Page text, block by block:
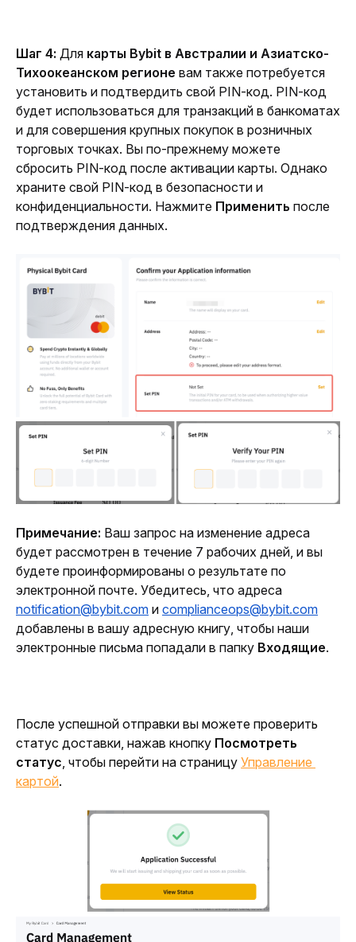
Шаг 4: Для карты Bybit в Австралии и Азиатско-
Тихоокеанском регионе вам также потребуется
установить и подтвердить свой PIN-код. PIN-код
будет использоваться для транзакций в банкоматах
и для совершения крупных покупок в розничных
торговых точках. Вы по-прежнему можете
сбросить PIN-код после активации карты. Однако
храните свой PIN-код в безопасности и
конфиденциальности. Нажмите Применить после
подтверждения данных.
Примечание: Ваш запрос на изменение адреса
будет рассмотрен в течение 7 рабочих дней, и вы
будете проинформированы о результате по
notification@bybit.com и complianceops@bybit.com
добавлены в вашу адресную книгу, чтобы наши
электронные письма попадали в папку Входящие.
После успешной отправки вы можете проверить
статус доставки, нажав кнопку Посмотреть
статус, чтобы перейти на страницу Управление
картой.